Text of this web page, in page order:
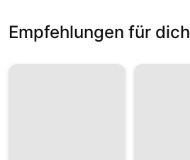
Empfehlungen für dich